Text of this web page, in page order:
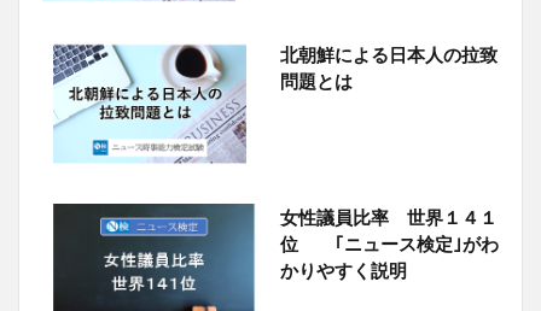
北朝鮮による日本人の拉致
問題とは
女性議員比率 世界１４１
位 ｢ニュース検定｣がわ
かりやすく説明